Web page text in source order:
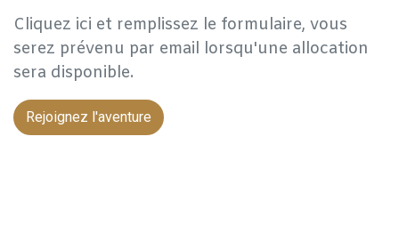
Cliquez ici et remplissez le formulaire, vous
serez prévenu par email lorsqu'une allocation
sera disponible.
Rejoignez l'aventure